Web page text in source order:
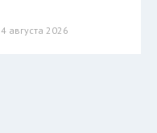
4 августа 2026